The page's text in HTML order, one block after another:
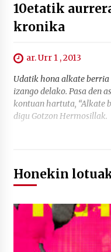
10etatik
kronika
ar. Urr 1 , 2013
Udatik hona alkate
izango delako. Pasa den
kontuan hartuta, “Alkate
digu Gotzon Hermosillak.
Honekin